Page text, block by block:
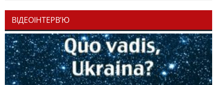
ВІДЕОІНТЕРВ’Ю